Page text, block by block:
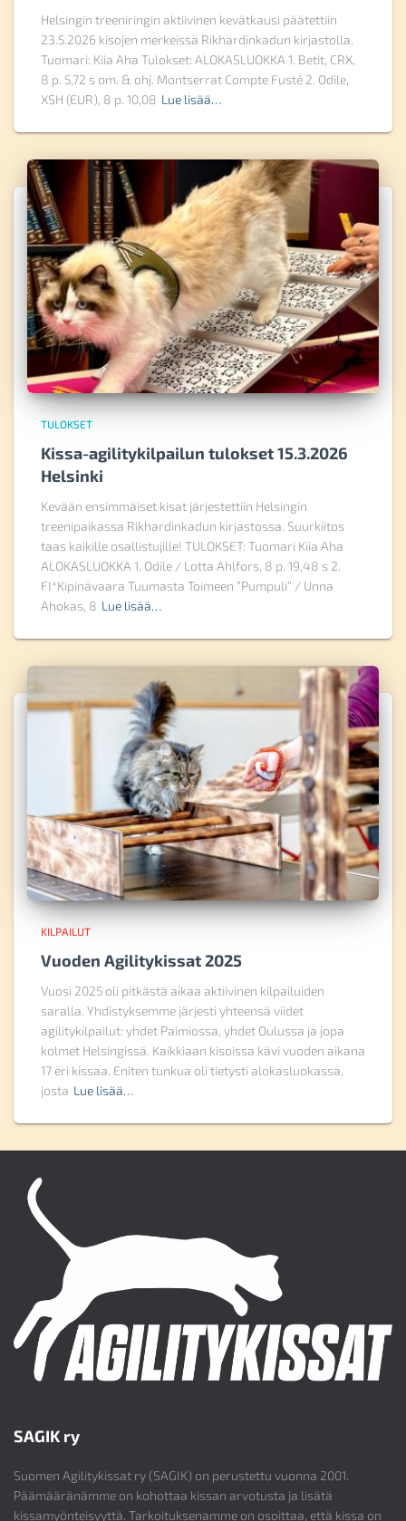
Helsingin treeniringin aktiivinen kevätkausi päätettiin
23.5.2026 kisojen merkeissä Rikhardinkadun kirjastolla.
Tuomari: Kiia Aha Tulokset: ALOKASLUOKKA 1. Betit, CRX,
8 p. 5,72 s om. & ohj. Montserrat Compte Fusté 2. Odile,
XSH (EUR), 8 p. 10,08 Lue lisää…
TULOKSET
Kissa-agilitykilpailun tulokset 15.3.2026
Helsinki
Kevään ensimmäiset kisat järjestettiin Helsingin
treenipaikassa Rikhardinkadun kirjastossa. Suurkiitos
taas kaikille osallistujille! TULOKSET: Tuomari Kiia Aha
ALOKASLUOKKA 1. Odile / Lotta Ahlfors, 8 p. 19,48 s 2.
FI*Kipinävaara Tuumasta Toimeen ”Pumpuli” / Unna
Ahokas, 8 Lue lisää…
KILPAILUT
Vuoden Agilitykissat 2025
Vuosi 2025 oli pitkästä aikaa aktiivinen kilpailuiden
saralla. Yhdistyksemme järjesti yhteensä viidet
agilitykilpailut: yhdet Paimiossa, yhdet Oulussa ja jopa
kolmet Helsingissä. Kaikkiaan kisoissa kävi vuoden aikana
17 eri kissaa. Eniten tunkua oli tietysti alokasluokassa,
josta Lue lisää…
SAGIK ry
Suomen Agilitykissat ry (SAGIK) on perustettu vuonna 2001.
Päämääränämme on kohottaa kissan arvotusta ja lisätä
kissamyönteisyyttä. Tarkoituksenamme on osoittaa, että kissa on